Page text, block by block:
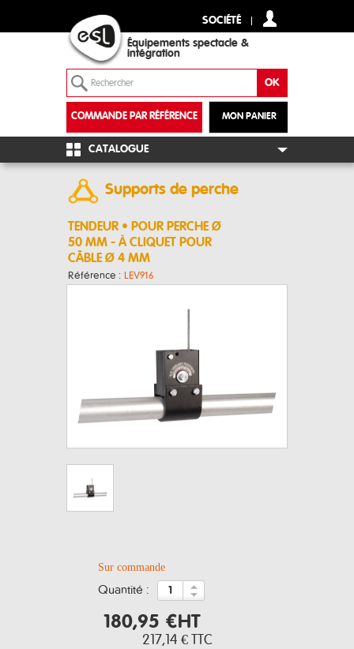
SOCIÉTÉ
Équipements spectacle &
intégration
MON PANIER
COMMANDE PAR RÉFÉRENCE
+
CATALOGUE
Supports de perche
TENDEUR • POUR PERCHE Ø
50 MM - À CLIQUET POUR
CÂBLE Ø 4 MM
Référence : LEV916
Sur commande
quantité :
180,95 €HT
217,14 € TTC